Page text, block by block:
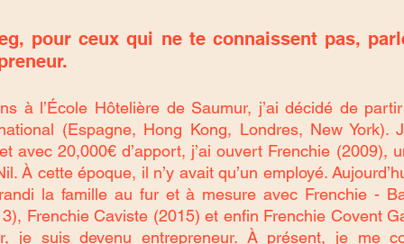
pour ceux qui ne te connaissent pas,
à l’École Hôtelière de Saumur, j’ai décidé de
(Espagne, Hong Kong, Londres, New York).
avec 20,000€ d’apport, j’ai ouvert Frenchie (2009),
À cette époque, il n’y avait qu’un employé.
la famille au fur et à mesure avec Frenchie -
Frenchie Caviste (2015) et enfin Frenchie Covent
je suis devenu entrepreneur. À présent, je me